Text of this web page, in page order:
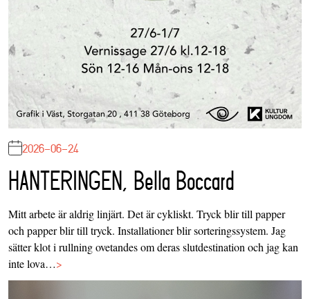
2026-06-24
HANTERINGEN, Bella Boccard
Mitt arbete är aldrig linjärt. Det är cykliskt. Tryck blir till papper
och papper blir till tryck. Installationer blir sorteringssystem. Jag
sätter klot i rullning ovetandes om deras slutdestination och jag kan
inte lova…>